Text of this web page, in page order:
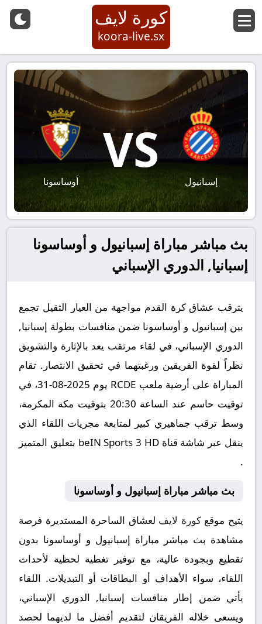
كورة لايف
koora-live.sx
إسبانيول
VS
أوساسونا
بث مباشر مباراة إسبانيول و أوساسونا
إسبانيا, الدوري الإسباني
يترقب عشاق كرة القدم مواجهة من العيار الثقيل تجمع
بين إسبانيول و أوساسونا ضمن منافسات بطولة إسبانيا,
الدوري الإسباني، في لقاء مرتقب يعد بالإثارة والتشويق
نظراً لقوة الفريقين ورغبتهما في تحقيق الانتصار. تقام
المباراة على أرضية ملعب RCDE يوم 2025-08-31، في
توقيت حاسم عند الساعة 20:30 بتوقيت مكة المكرمة،
وسط ترقب جماهيري كبير لمتابعة مجريات اللقاء الذي
ينقل عبر شاشة قناة beIN Sports 3 HD بتعليق المتميز
.
بث مباشر مباراة إسبانيول و أوساسونا
يتيح موقعكورة لايف لعشاق الساحرة المستديرة فرصة
مشاهدة بث مباشر مباراة إسبانيول و أوساسونا بدون
تقطيع وبجودة عالية، مع توفير تغطية لحظية لأحداث
اللقاء، سواء الأهداف أو البطاقات أو التبديلات. اللقاء
يأتي ضمن إطار منافسات إسبانيا, الدوري الإسباني،
ويسعى خلاله الفريقان لتقديم أفضل ما لديهما لحصد